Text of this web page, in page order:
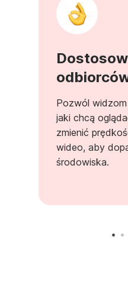
Pozwól
jaki chcą
zmienić
wideo, aby
środowiska.